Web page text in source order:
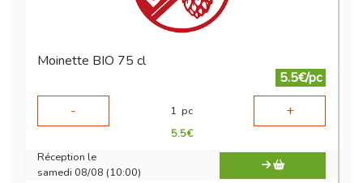
Moinette BIO 75 cl
5.5€/pc
-
1 pc +
5.5€
Réception le
samedi 08/08 (10:00)